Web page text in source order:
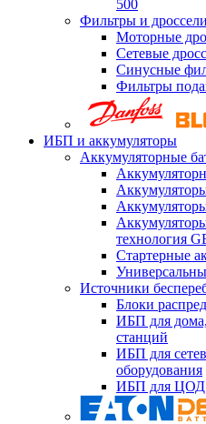
500
Фильтры и дроссели
Моторные
Сетевые
Синусные
Фильтры
ИБП и аккумуляторы
Аккумуляторные
технология
Стартерные
Источники
Блоки
ИБП для
станций
ИБП для
оборудования
ИБП для ЦОД